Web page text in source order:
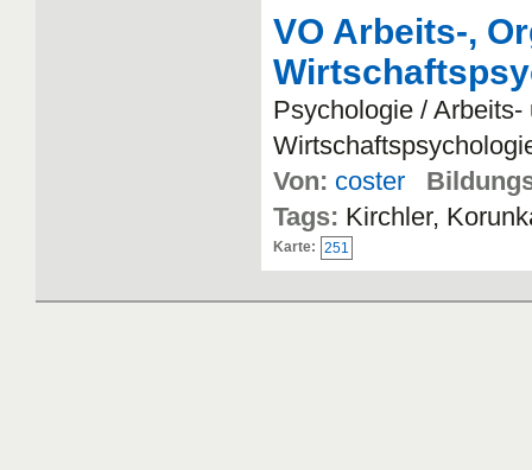
VO Arbeits-,
Psychologie /
Von: coster
Tags: Kirchler,
Karte: 251